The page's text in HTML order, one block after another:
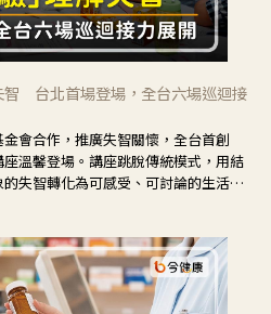
智 台北首場登場，全台六場巡迴接
會合作，推廣失智關懷，全台首創
座溫馨登場。講座跳脫傳統模式，用結
失智轉化為可感受、可討論的生活情